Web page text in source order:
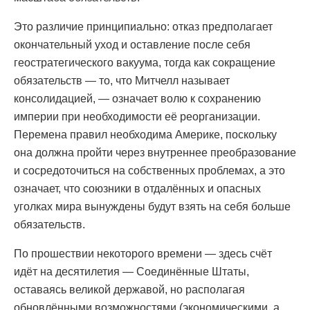
Это различие принципиально: отказ предполагает
окончательный уход и оставление после себя
геостратегического вакуума, тогда как сокращение
обязательств — то, что Митчелл называет
консолидацией, — означает волю к сохранению
империи при необходимости её реорганизации.
Перемена правил необходима Америке, поскольку
она должна пройти через внутреннее преобразование
и сосредоточиться на собственных проблемах, а это
означает, что союзники в отдалённых и опасных
уголках мира вынуждены будут взять на себя больше
обязательств.
По прошествии некоторого времени — здесь счёт
идёт на десятилетия — Соединённые Штаты,
оставаясь великой державой, но располагая
обновлёнными возможностями (экономическими, а